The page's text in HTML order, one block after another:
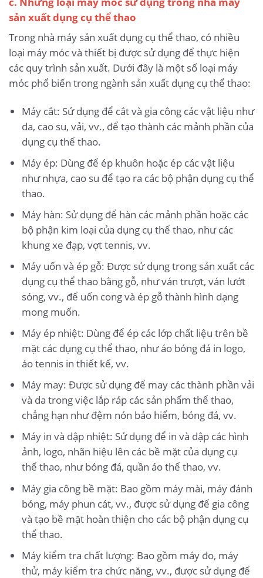
sản xuất dụng cụ thể thao
Trong nhà máy sản xuất dụng cụ thể thao, có nhiều
loại máy móc và thiết bị được sử dụng để thực hiện
các quy trình sản xuất. Dưới đây là một số loại máy
móc phổ biến trong ngành sản xuất dụng cụ thể thao:
Máy cắt: Sử dụng để cắt và gia công các vật liệu như
da, cao su, vải, vv., để tạo thành các mảnh phần của
dụng cụ thể thao.
Máy ép: Dùng để ép khuôn hoặc ép các vật liệu
như nhựa, cao su để tạo ra các bộ phận dụng cụ thể
thao.
Máy hàn: Sử dụng để hàn các mảnh phần hoặc các
bộ phận kim loại của dụng cụ thể thao, như các
khung xe đạp, vợt tennis, vv.
Máy uốn và ép gỗ: Được sử dụng trong sản xuất các
dụng cụ thể thao bằng gỗ, như ván trượt, ván lướt
sóng, vv., để uốn cong và ép gỗ thành hình dạng
mong muốn.
Máy ép nhiệt: Dùng để ép các lớp chất liệu trên bề
mặt các dụng cụ thể thao, như áo bóng đá in logo,
áo tennis in thiết kế, vv.
Máy may: Được sử dụng để may các thành phần vải
và da trong việc lắp ráp các sản phẩm thể thao,
chẳng hạn như đệm nón bảo hiểm, bóng đá, vv.
Máy in và dập nhiệt: Sử dụng để in và dập các hình
ảnh, logo, nhãn hiệu lên các bề mặt của dụng cụ
thể thao, như bóng đá, quần áo thể thao, vv.
Máy gia công bề mặt: Bao gồm máy mài, máy đánh
bóng, máy phun cát, vv., được sử dụng để gia công
và tạo bề mặt hoàn thiện cho các bộ phận dụng cụ
thể thao.
Máy kiểm tra chất lượng: Bao gồm máy đo, máy
thử, máy kiểm tra chức năng, vv., được sử dụng để